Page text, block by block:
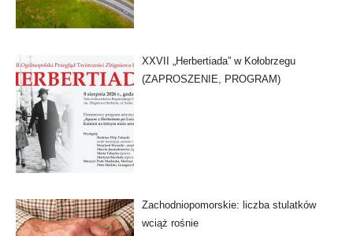
XXVII „Herbertiada” w Kołobrzegu
(ZAPROSZENIE, PROGRAM)
Zachodniopomorskie: liczba stulatków
wciąż rośnie